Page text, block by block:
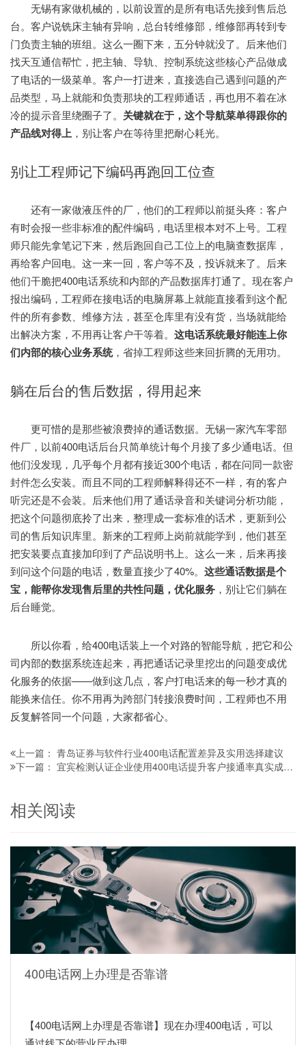
无锡有家做机械的，以前设置的是所有电话先接到售后总
台。客户说铣床主轴有异响，总台转维修部，维修部再转到专
门负责主轴的班组。这么一圈下来，五分钟就没了。后来他们
找天互通信帮忙，把主轴、导轨、控制系统这些核心产品做成
了电话的一级菜单。客户一打进来，直接选自己遇到问题的产
品类型，马上就能和负责那块的工程师通话，再也用不着在冰
冷的提示音里绕圈子了。 关键就在于，这个导航菜单得跟你的
产品线对得上 ，别让客户在等待里把耐心耗光。
别让工程师记下编码再跑回工位查
还有一家做液压件的厂，他们的工程师以前挺头疼：客户
有时会报一些非标准的配件编码，电话里根本对不上号。工程
师只能先拿笔记下来，然后跑回自己工位上的电脑查数据库，
再给客户回电。这一来一回，客户等不及，投诉就来了。后来
他们干脆把400电话系统和内部的产品数据库打通了。现在客户
报出编码，工程师在接电话的电脑屏幕上就能直接看到这个配
件的所有参数、维修方法，甚至仓库里有没有货，当场就能给
出解决方案，不用再让客户干等着。 这电话系统最好能连上你
们内部的核心业务系统，省掉工程师这些来回折腾的无用功。
躺在后台的售后数据，得用起来
更可惜的是那些被浪费掉的通话数据。无锡一家汽车零部
件厂，以前400电话后台只简单统计每个月接了多少通电话。但
他们没发现，几乎每个月都有接近300个电话，都在问同一款密
封件怎么安装。而且不同的工程师解释得还不一样，有的客户
听完还是不会装。后来他们用了通话录音和关键词分析功能，
把这个问题彻底拎了出来，整理成一套标准的话术，更新到公
司的售后知识库里。新来的工程师上岗前就能学到，他们甚至
把安装要点直接加印到了产品说明书上。这么一来，后来再接
到问这个问题的电话，数量直接少了40%。 这些通话数据是个
宝，能帮你发现售后里的共性问题，优化服务 ，别让它们躺在
后台睡觉。
所以你看，给400电话装上一个对路的智能导航，把它和公
司内部的数据系统连起来，再把通话记录里挖出的问题变成优
化服务的依据——做到这几点，客户打电话来的每一秒才真的
能换来信任。你不用再为跨部门转接浪费时间，工程师也不用
反复解答同一个问题，大家都省心。
上一篇： 青岛证券与软件行业400电话配置差异及实用选择建议
下一篇： 宜宾检测认证企业使用400电话提升客户接通率真实成功案例
相关阅读
400电话网上办理是否靠谱
【400电话网上办理是否靠谱】现在办理400电话，可以